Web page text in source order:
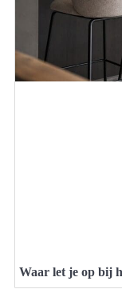
Waar let je op bij